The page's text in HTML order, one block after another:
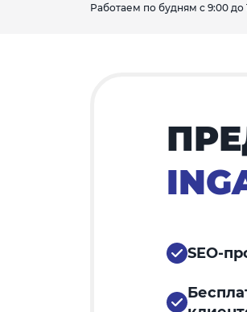
Работаем по будням с 9:00
SEO-